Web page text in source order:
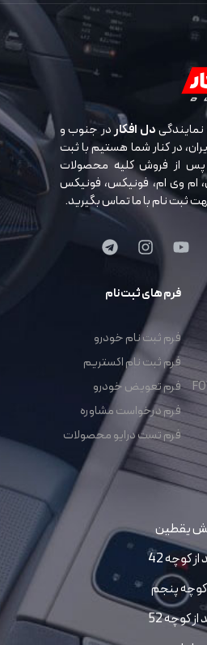
دل افکاردر جنوب و
در کنار شما هستیم با ثبت
پس از فروش کلیه محصولات
ام وی ام، فونیکس، فونیکس
فرم های ثبت نام
فرم ثبت نام خودرو
فرم ثبت نام اکستریم
فرم تعویض خودرو
فرم درخواست مشاوره
فرم تست درایو محصولات
نبش یقطین